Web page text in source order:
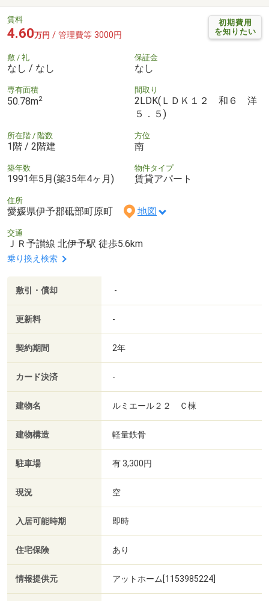
初期費用
を知りたい
賃料
4.60万円 / 管理費等 3000円
敷 / 礼
なし / なし
保証金
なし
専有面積
50.78m2
間取り
2LDK(ＬＤＫ１２ 和６ 洋
５．５)
所在階 / 階数
1階 / 2階建
方位
南
築年数
1991年5月(築35年4ヶ月)
物件タイプ
賃貸アパート
住所
愛媛県伊予郡砥部町原町 地図
交通
ＪＲ予讃線 北伊予駅 徒歩5.6km
乗り換え検索
敷引・償却 -
更新料 -
契約期間 2年
カード決済 -
建物名 ルミエール２２ Ｃ棟
建物構造 軽量鉄骨
駐車場 有 3,300円
現況 空
入居可能時期 即時
住宅保険 あり
情報提供元 アットホーム[1153985224]